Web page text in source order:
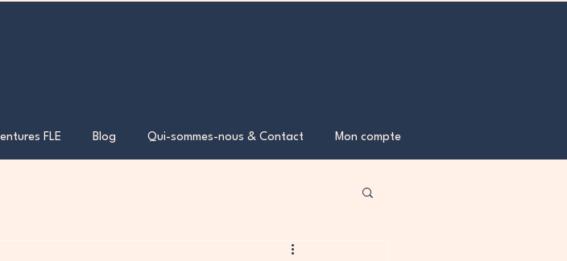
FLE Blog Qui-sommes-nous & Contact Mon compte